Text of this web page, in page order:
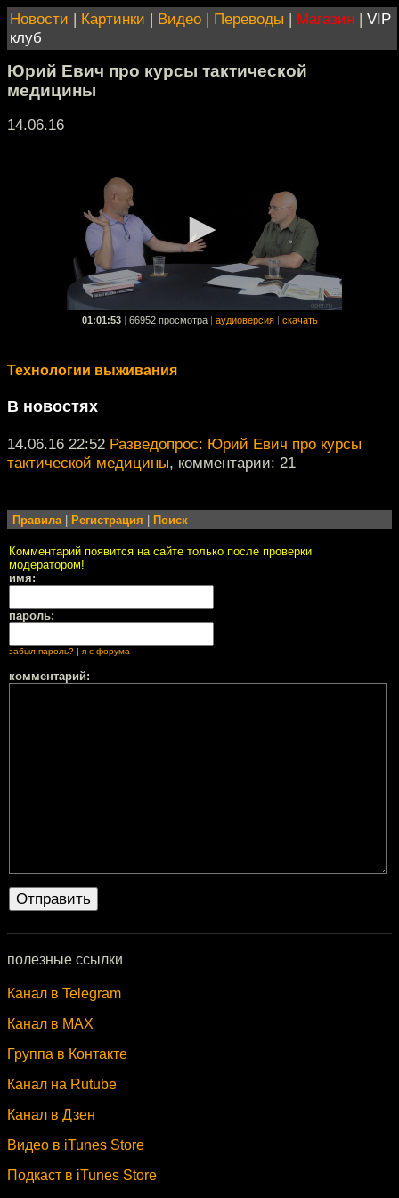
Новости | Картинки | Видео | Переводы | Магазин | VIP
клуб
Юрий Евич про курсы тактической
медицины
14.06.16
01:01:53 66952 просмотра аудиоверсия скачать
Технологии выживания
В новостях
14.06.16 22:52 Разведопрос: Юрий Евич про курсы
тактической медицины, комментарии: 21
Правила| Регистрация Поиск
Комментарий появится на сайте только после проверки
модератором!
имя:
пароль:
забыл пароль? я с форума
комментарий:
полезные ссылки
Канал в Telegram
Канал в MAX
Группа в Контакте
Канал на Rutube
Канал в Дзен
Видео в iTunes Store
Подкаст в iTunes Store